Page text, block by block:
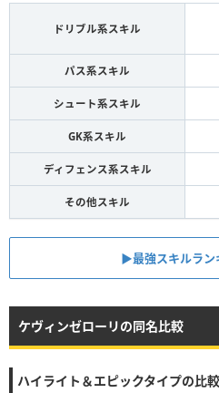
ドリブル系スキル
パス系スキル
シュート系スキル
GK系スキル
ディフェンス系スキル
その他スキル
▶︎最強スキルラン
ケヴィンゼローリの同名比較
ハイライト＆エピックタイプの比